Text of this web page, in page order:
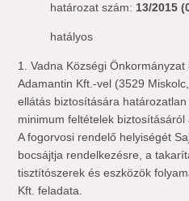
határozat szám: 13/2015
hatályos
1. Vadna Községi
Adamantin Kft.-vel (3529
ellátás biztosítására
minimum feltételek biztosításáról
A fogorvosi rendelő helyiségét
bocsájtja rendelkezésre, a
tisztítószerek és eszközök
Kft. feladata.